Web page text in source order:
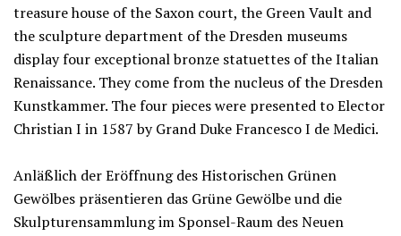
treasure house of the Saxon court, the Green Vault and
the sculpture department of the Dresden museums
display four exceptional bronze statuettes of the Italian
Renaissance. They come from the nucleus of the Dresden
Kunstkammer. The four pieces were presented to Elector
Christian I in 1587 by Grand Duke Francesco I de Medici.
Anläßlich der Eröffnung des Historischen Grünen
Gewölbes präsentieren das Grüne Gewölbe und die
Skulpturensammlung im Sponsel-Raum des Neuen